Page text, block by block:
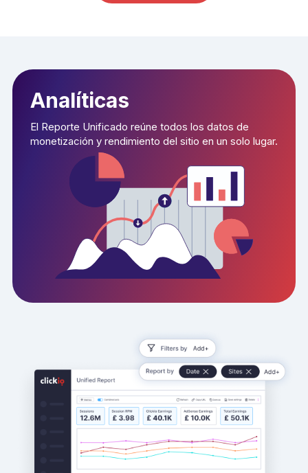
Analíticas
El Reporte Unificado reúne todos los datos de
monetización y rendimiento del sitio en un solo lugar.